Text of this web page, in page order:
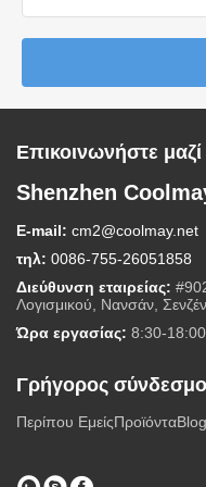
Επικοινωνήστε
Shenzhen
E-mail: cm2@coolmay.net
τηλ: 0086-755-26051858
Διεύθυνση εταιρείας:
Λογισμικού, Νανσάν,
Ώρα εργασίας: 8:30-18:00
Γρήγορος
Περίπου ΕμείςΠροϊόντα